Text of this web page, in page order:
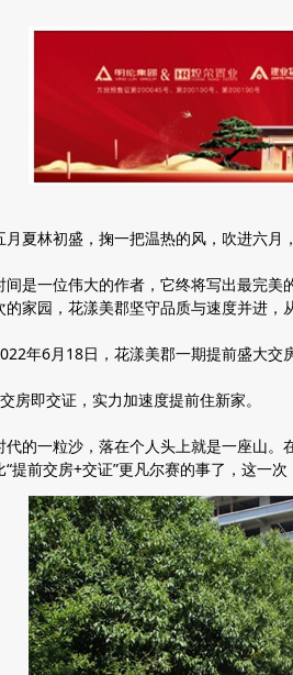
月夏林初盛，掬一把温热的风，吹进六月
间是一位伟大的作者，它终将写出最完
的家园，花漾美郡坚守品质与速度并进，
年6月18日，花漾美郡一期提前盛大交房
交房即交证，实力加速度提前住新家。
代的一粒沙，落在个人头上就是一座山
“提前交房+交证”更凡尔赛的事了，这一次